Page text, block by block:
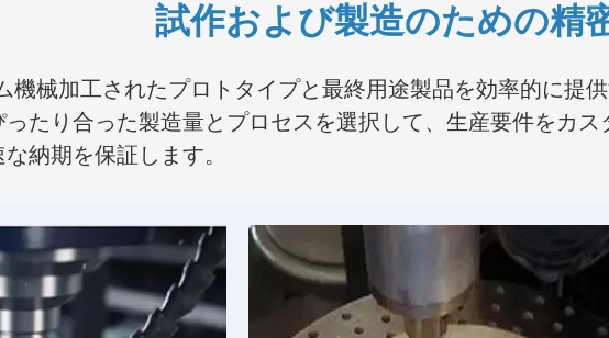
試作および製造のための精
機械加工されたプロトタイプと最終用途製品を効率的に提
たり合った製造量とプロセスを選択して、生産要件をカ
納期を保証します。